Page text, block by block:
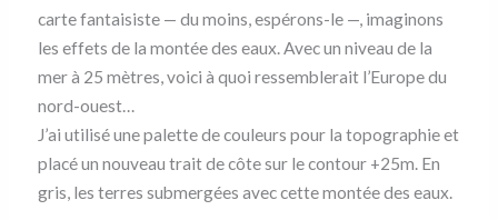
carte fantaisiste — du moins, espérons-le —, imaginons
les effets de la montée des eaux. Avec un niveau de la
mer à 25 mètres, voici à quoi ressemblerait l’Europe du
nord-ouest…
J’ai utilisé une palette de couleurs pour la topographie et
placé un nouveau trait de côte sur le contour +25m. En
gris, les terres submergées avec cette montée des eaux.